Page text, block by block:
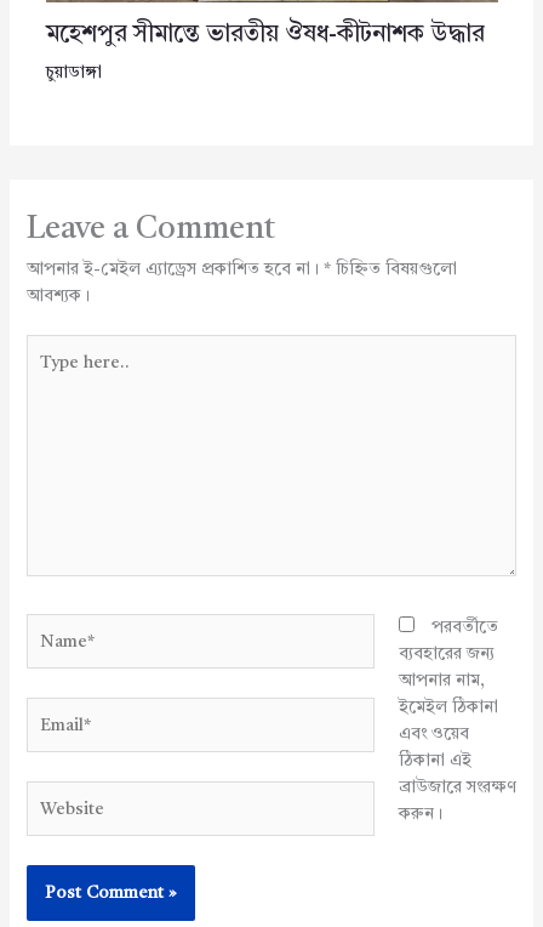
মহেশপুর সীমান্তে ভারতীয় ঔষধ-কীটনাশক উদ্ধার
চুয়াডাঙ্গা
Leave a Comment
আপনার ই-মেইল এ্যাড্রেস প্রকাশিত হবে না। *চিহ্নিত বিষয়গুলো
আবশ্যক।
here..
পরবর্তীতে
ব্যবহারের জন্য
আপনার নাম,
ইমেইল ঠিকানা
এবং ওয়েব
ঠিকানা এই
ব্রাউজারে সংরক্ষণ
করুন।